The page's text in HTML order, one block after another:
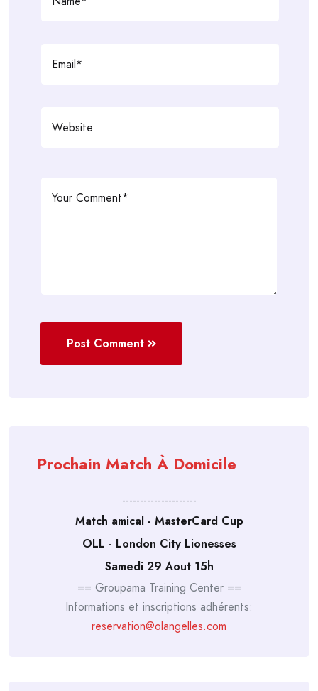
Post Comment
Prochain Match À Domicile
---------------------
Match amical - MasterCard Cup
OLL - London City Lionesses
Samedi 29 Aout 15h
== Groupama Training Center ==
Informations et inscriptions adhérents:
reservation@olangelles.com